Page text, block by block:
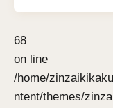
/home/
ntent/themes/
on line
68